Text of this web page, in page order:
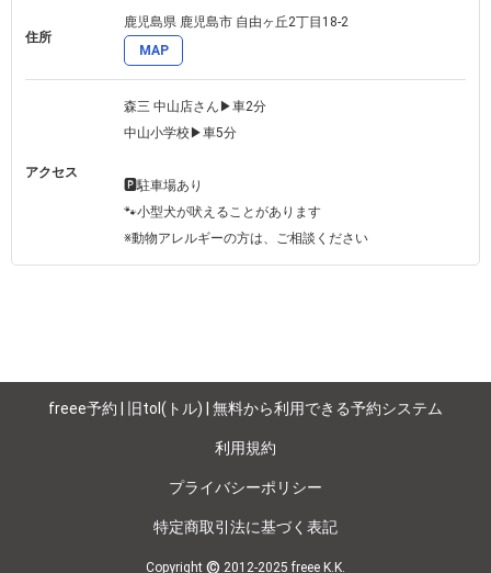
住所
鹿児島県 鹿児島市 自由ヶ丘2丁目18-2
MAP
アクセス
森三 中山店さん▶車2分
中山小学校▶車5分
🅿️駐車場あり
🐾小型犬が吠えることがあります
※動物アレルギーの方は、ご相談ください
freee予約 | 旧tol(トル) | 無料から利用できる予約システム
利用規約
プライバシーポリシー
特定商取引法に基づく表記
Copyright © 2012-2025 freee K.K.